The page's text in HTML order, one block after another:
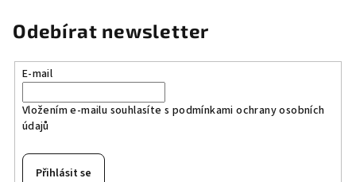
Odebírat newsletter
E-mail
Vložením e-mailu souhlasíte s podmínkami ochrany osobních
údajů
Přihlásit se